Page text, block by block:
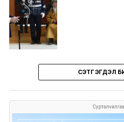
СЭТГЭГДЭЛ
Сурталчилгаа